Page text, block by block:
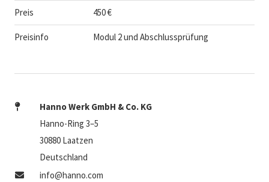
Preis 450 €
Preisinfo Modul 2 und Abschlussprüfung
Hanno Werk GmbH & Co. KG
Hanno-Ring 3–5
30880 Laatzen
Deutschland
info@hanno.com